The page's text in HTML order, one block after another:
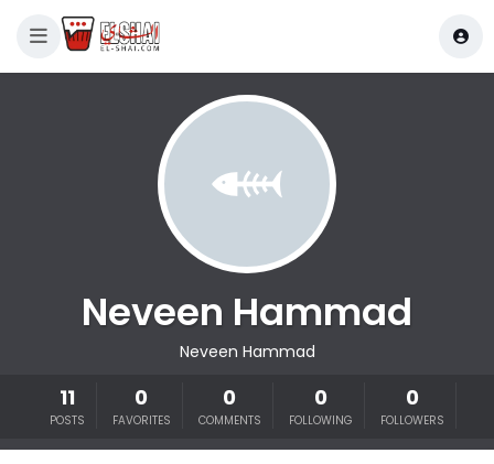
Neveen Hammad
Neveen Hammad
11
POSTS
0
FAVORITES
0
COMMENTS
0
FOLLOWING
0
FOLLOWERS